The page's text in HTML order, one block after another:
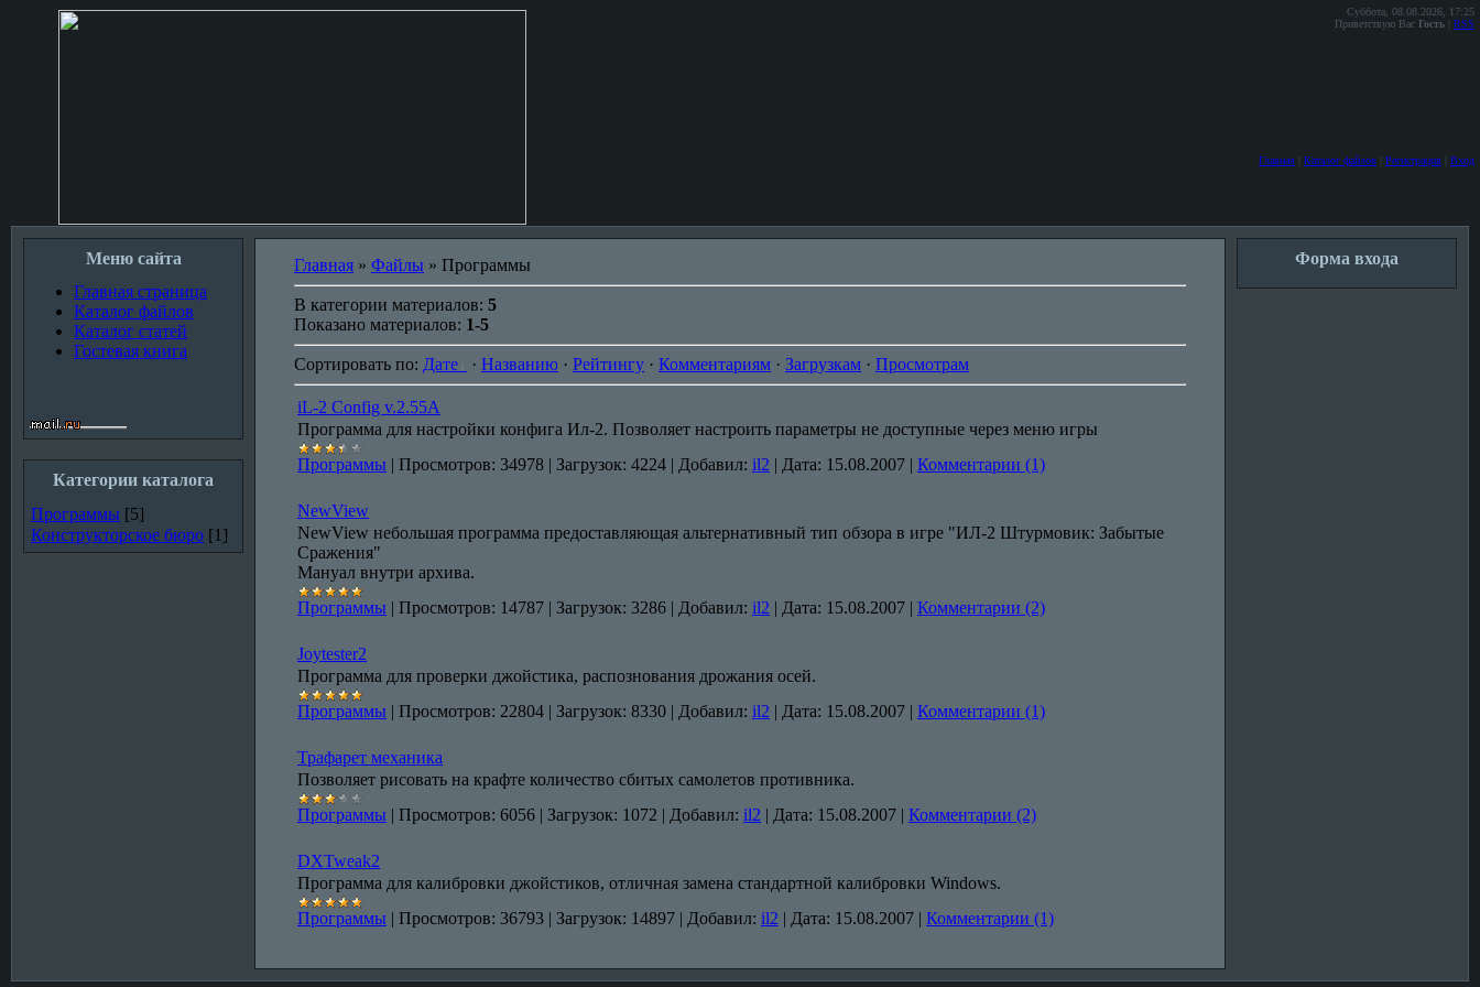
Суббота, 08.08.2026, 17:25
Приветствую Вас Гость RSS
Главная Каталог файлов Регистрация Вход
Меню сайта
Главная страница
Каталог файлов
Каталог статей
Гостевая книга
Категории каталога
Программы [5]
Конструкторское бюро [1]
Главная » Файлы » Программы
В категории материалов: 5
Показано материалов: 1-5
Сортировать по: Дате · Названию · Рейтингу · Комментариям · Загрузкам · Просмотрам
iL-2 Config v.2.55A
Программа для настройки конфига Ил-2. Позволяет настроить параметры не доступные через меню игры
Программы | Просмотров: 34978 | Загрузок: 4224 | Добавил: il2 | Дата: 15.08.2007 | Комментарии (1)
NewView
NewView небольшая программа предоставляющая альтернативный тип обзора в игре "ИЛ-2 Штурмовик: Забытые
Сражения"
Мануал внутри архива.
Программы | Просмотров: 14787 | Загрузок: 3286 | Добавил: il2 | Дата: 15.08.2007 | Комментарии (2)
Joytester2
Программа для проверки джойстика, распознования дрожания осей.
Программы | Просмотров: 22804 | Загрузок: 8330 | Добавил: il2 | Дата: 15.08.2007 | Комментарии (1)
Трафарет механика
Позволяет рисовать на крафте количество сбитых самолетов противника.
Программы | Просмотров: 6056 | Загрузок: 1072 | Добавил: il2 | Дата: 15.08.2007 | Комментарии (2)
DXTweak2
Программа для калибровки джойстиков, отличная замена стандартной калибровки Windows.
Программы | Просмотров: 36793 | Загрузок: 14897 | Добавил: il2 | Дата: 15.08.2007 | Комментарии (1)
Форма входа